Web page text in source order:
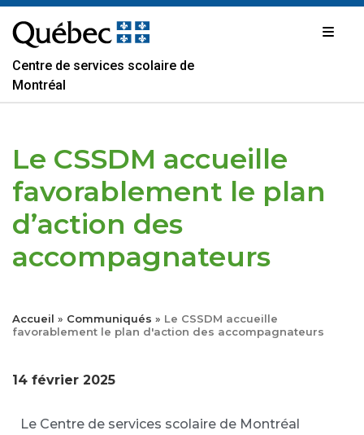
au
contenu
Centre de services scolaire de
Montréal
Le CSSDM accueille
favorablement le plan
d’action des
accompagnateurs
Accueil » Communiqués » Le CSSDM accueille
favorablement le plan d'action des accompagnateurs
14 février 2025
Le Centre de services scolaire de Montréal